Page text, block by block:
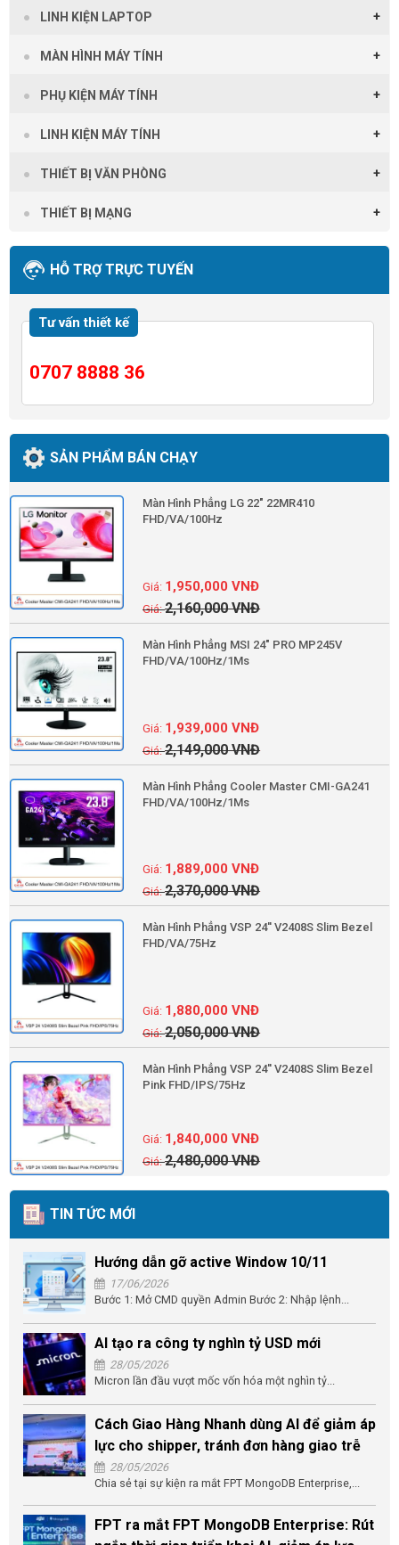
LINH KIỆN LAPTOP
MÀN HÌNH MÁY TÍNH
PHỤ KIỆN MÁY TÍNH
LINH KIỆN MÁY TÍNH
THIẾT BỊ VĂN PHÒNG
THIẾT BỊ MẠNG
HỖ TRỢ TRỰC TUYẾN
Tư vấn thiết kế
0707 8888 36
SẢN PHẨM BÁN CHẠY
Màn Hình Phẳng LG 22" 22MR410
FHD/VA/100Hz
2,160,000VNĐ
1,950,000VNĐ
Màn Hình Phẳng MSI 24" PRO MP245V
FHD/VA/100Hz/1Ms
2,149,000VNĐ
1,939,000VNĐ
Màn Hình Phẳng Cooler Master CMI-GA241
FHD/VA/100Hz/1Ms
2,370,000VNĐ
1,889,000VNĐ
Màn Hình Phẳng VSP 24'' V2408S Slim Bezel
FHD/VA/75Hz
2,050,000VNĐ
1,880,000VNĐ
Màn Hình Phẳng VSP 24'' V2408S Slim Bezel
Pink FHD/IPS/75Hz
2,480,000VNĐ
1,840,000VNĐ
TIN TỨC MỚI
Hướng dẫn gỡ active Window 10/11
17/06/2026
Bước 1: Mở CMD quyền Admin Bước 2: Nhập lệnh...
AI tạo ra công ty nghìn tỷ USD mới
28/05/2026
Micron lần đầu vượt mốc vốn hóa một nghìn tỷ...
Cách Giao Hàng Nhanh dùng AI để giảm áp
lực cho shipper, tránh đơn hàng giao trễ
28/05/2026
Chia sẻ tại sự kiện ra mắt FPT MongoDB Enterprise,...
FPT ra mắt FPT MongoDB Enterprise: Rút